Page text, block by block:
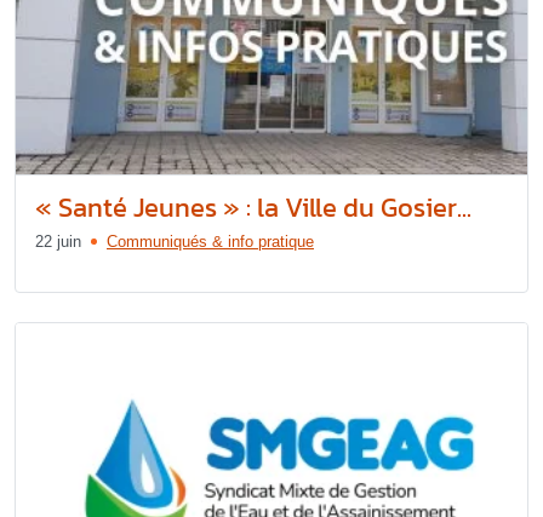
« Santé Jeunes » : la Ville du Gosier...
22 juin Communiqués & info pratique